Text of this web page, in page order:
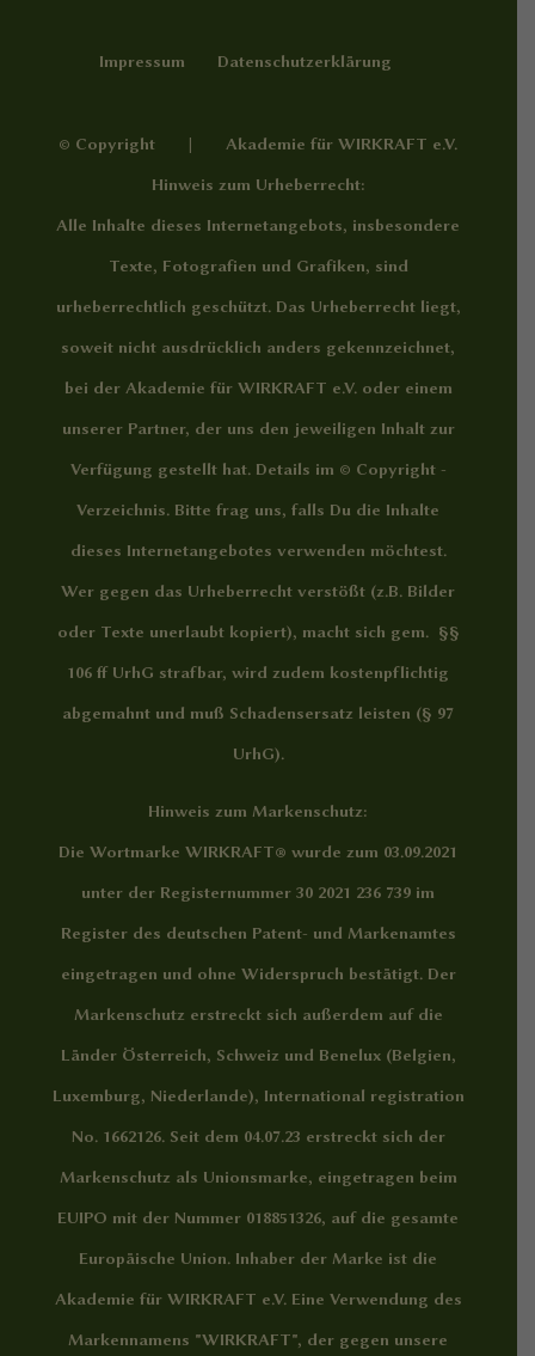
Impressum Datenschutzerklärung
© Copyright | Akademie für WIRKRAFT e.V.
Hinweis zum Urheberrecht:
Alle Inhalte dieses Internetangebots, insbesondere
Texte, Fotografien und Grafiken, sind
urheberrechtlich geschützt. Das Urheberrecht liegt,
soweit nicht ausdrücklich anders gekennzeichnet,
bei der Akademie für WIRKRAFT e.V. oder einem
unserer Partner, der uns den jeweiligen Inhalt zur
Verfügung gestellt hat. Details im © Copyright -
Verzeichnis. Bitte frag uns, falls Du die Inhalte
dieses Internetangebotes verwenden möchtest.
Wer gegen das Urheberrecht verstößt (z.B. Bilder
oder Texte unerlaubt kopiert), macht sich gem. §§
106 ff UrhG strafbar, wird zudem kostenpflichtig
abgemahnt und muß Schadensersatz leisten (§ 97
UrhG).
Hinweis zum Markenschutz:
Die Wortmarke WIRKRAFT® wurde zum 03.09.2021
unter der Registernummer 30 2021 236 739 im
Register des deutschen Patent- und Markenamtes
eingetragen und ohne Widerspruch bestätigt. Der
Markenschutz erstreckt sich außerdem auf die
Länder Österreich, Schweiz und Benelux (Belgien,
Luxemburg, Niederlande), International registration
No. 1662126. Seit dem 04.07.23 erstreckt sich der
Markenschutz als Unionsmarke, eingetragen beim
EUIPO mit der Nummer 018851326, auf die gesamte
Europäische Union. Inhaber der Marke ist die
Akademie für WIRKRAFT e.V. Eine Verwendung des
Markennamens "WIRKRAFT", der gegen unsere